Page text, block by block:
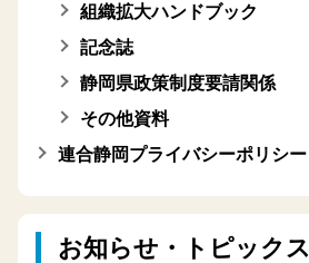
組織拡大ハンドブック
記念誌
静岡県政策制度要請関係
その他資料
連合静岡プライバシーポリシー
お知らせ・トピックス